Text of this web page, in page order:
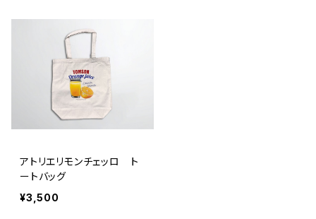
アトリエリモンチェッロ ト
ートバッグ
¥3,500